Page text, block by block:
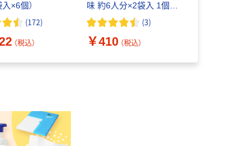
×6個）
(172)
（税込）
味 約6人分×2袋入 1個
ゼリーの素 製菓材料 お
(3)
￥410 （税込）